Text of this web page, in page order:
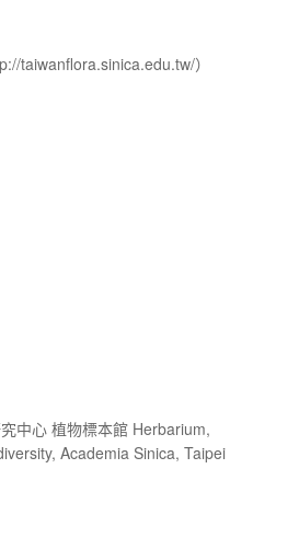
taiwanflora.sinica.edu.tw/）
中心 植物標本館 Herbarium,
Academia Sinica, Taipei